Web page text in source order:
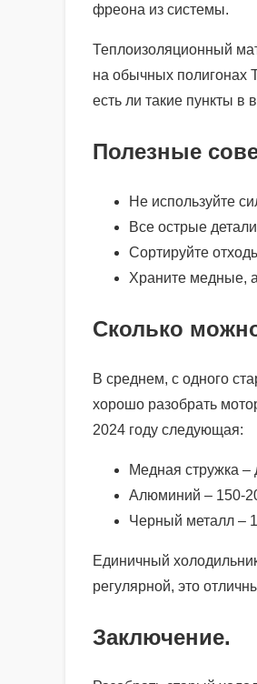
фреона из системы.
Теплоизоляционный
на обычных полигонах
есть ли такие пункты в
Полезные
Не используйте
Все острые
Сортируйте
Храните медные,
Сколько
В среднем, с одного
хорошо разобрать
2024 году следующая:
Медная стружка –
Алюминий – 150-
Черный металл –
Единичный
регулярной, это
Заключение.